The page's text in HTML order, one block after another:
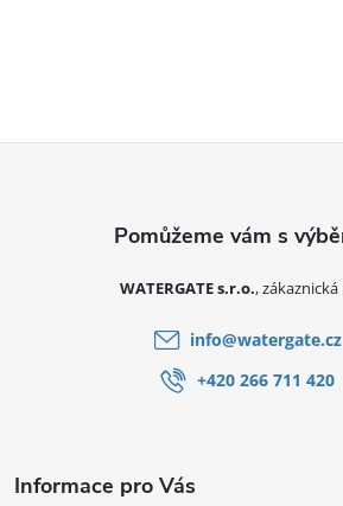
Informace pro Vás
WATERGATE s.r.o.
info@watergate.cz
+420 266 711 420